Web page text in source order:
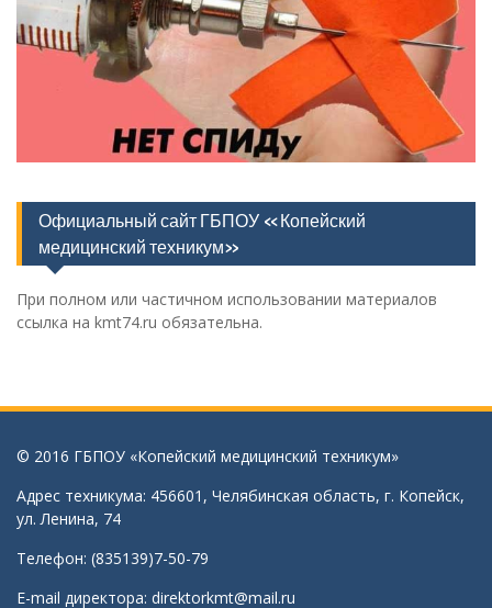
Официальный сайт ГБПОУ «Копейский
медицинский техникум»
При полном или частичном использовании материалов
ссылка на kmt74.ru обязательна.
© 2016 ГБПОУ «Копейский медицинский техникум»
Адрес техникума: 456601, Челябинская область, г. Копейск,
ул. Ленина, 74
Телефон: (835139)7-50-79
E-mail директора: direktorkmt@mail.ru